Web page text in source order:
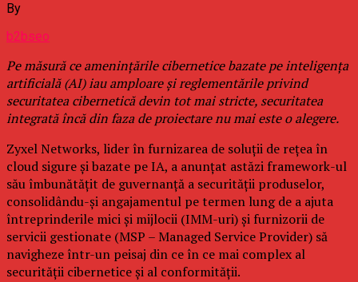
By
b2bseo
Pe măsură ce amenințările cibernetice bazate pe inteligența
artificială (AI) iau amploare și reglementările privind
securitatea cibernetică devin tot mai stricte, securitatea
integrată încă din faza de proiectare nu mai este o alegere.
Zyxel Networks, lider în furnizarea de soluții de rețea în
cloud sigure și bazate pe IA, a anunțat astăzi framework-ul
său îmbunătățit de guvernanță a securității produselor,
consolidându-și angajamentul pe termen lung de a ajuta
întreprinderile mici și mijlocii (IMM-uri) și furnizorii de
servicii gestionate (MSP – Managed Service Provider) să
navigheze într-un peisaj din ce în ce mai complex al
securității cibernetice și al conformității.